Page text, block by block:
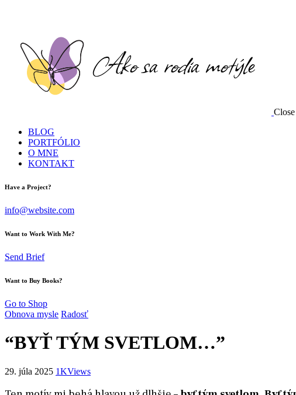
Close
BLOG
PORTFÓLIO
O MNE
KONTAKT
Have a Project?
info@website.com
Want to Work With Me?
Send Brief
Want to Buy Books?
Go to Shop
Obnova mysle Radosť
“BYŤ TÝM SVETLOM…”
29. júla 2025 1KViews